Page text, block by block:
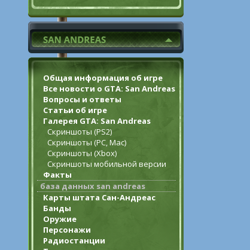
Общая информация об игре
Все новости о GTA: San Andreas
Вопросы и ответы
Статьи об игре
Галерея GTA: San Andreas
Скриншоты (PS2)
Скриншоты (PC, Mac)
Скриншоты (Xbox)
Скриншоты мобильной версии
Факты
база данных san andreas
Карты штата Сан-Андреас
Банды
Оружие
Персонажи
Радиостанции